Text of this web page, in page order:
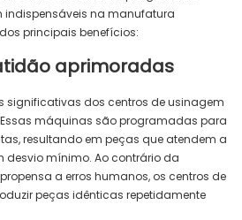
indispensáveis ​​na manufatura
principais benefícios:
aprimoradas
significativas dos centros de usinagem
máquinas são programadas para
resultando em peças que atendem a
desvio mínimo. Ao contrário da
a erros humanos, os centros de
peças idênticas repetidamente